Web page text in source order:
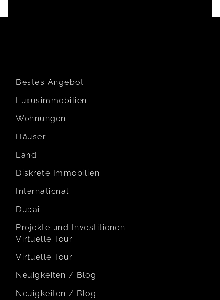
Bestes Angebot
Luxusimmobilien
Wohnungen
Häuser
Land
Diskrete Immobilien
International
Dubai
Projekte und Investitionen
Virtuelle Tour
Virtuelle Tour
Neuigkeiten / Blog
Neuigkeiten / Blog